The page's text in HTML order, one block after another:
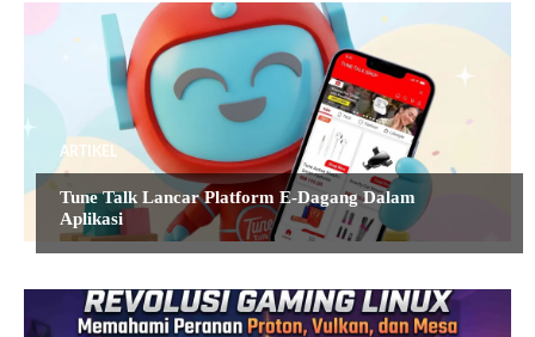
ARTIKEL
Tune Talk Lancar Platform E-Dagang Dalam
Aplikasi